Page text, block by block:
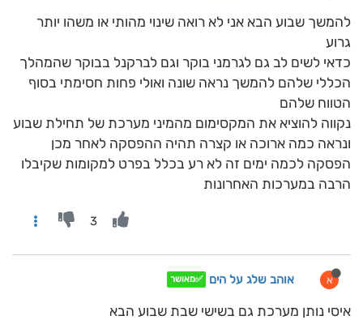
להמשך שבוע הבא אני לא רואה שינוי מהותי או משהו יותר
גרוע
כדאי לשים לב גם לגרמני בוקר וגם לברקנל בבוקר שהמהלך
הכללי שלהם להמשך נראה שונה ואולי פחות חסימתי בסוף
הטווח שלהם
נקווה להוציא את המקסימום מהמיני מערכת של תחילת שבוע
ונראה כמה ארוכה או קצרה תהיה ההפסקה לאחר מכן
הפסקה לכמה ימים זה לא רע בכלל בפרט למקומות שקיבלו
הרבה במערכות האחרונות
3
א אוהב שלג על הים ✅מאושר
איסי נותן מערכת גם בשישי שבת שבוע הבא